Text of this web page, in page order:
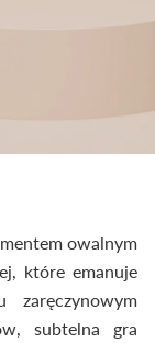
owalnym
które emanuje
subtelna gra